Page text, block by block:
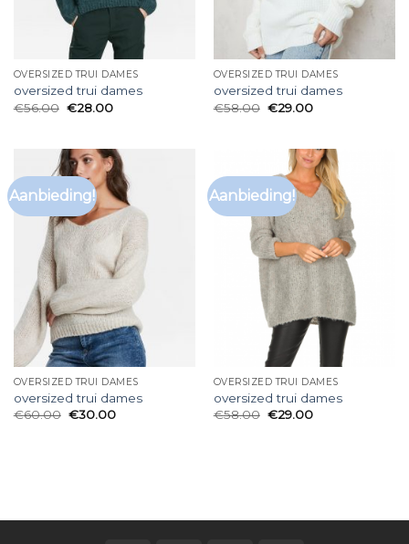
OVERSIZED TRUI DAMES
oversized trui dames
€56.00 €28.00
OVERSIZED TRUI DAMES
oversized trui dames
€58.00 €29.00
Aanbieding!
OVERSIZED TRUI DAMES
oversized trui dames
€60.00 €30.00
Aanbieding!
OVERSIZED TRUI DAMES
oversized trui dames
€58.00 €29.00